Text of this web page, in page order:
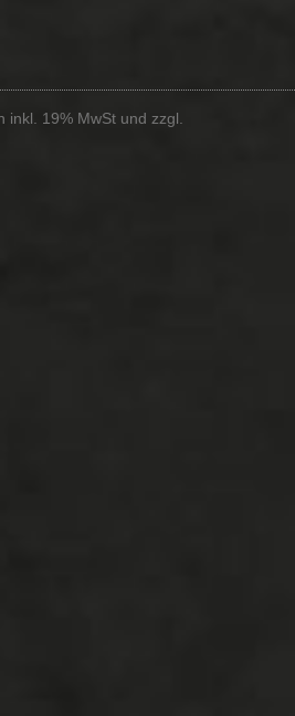
inkl. 19% MwSt und zzgl.